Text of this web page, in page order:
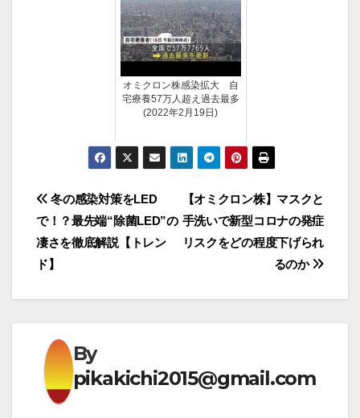
オミクロン株感染拡大 自
宅療養57万人超え過去最多
(2022年2月19日)
投
稿
ナ
ビ
ゲ
ー
シ
【オミクロン株】マスクと
手洗いで新型コロナの発症
リスクをどの程度下げられ
るのか
冬の感染対策をLED
で！？最先端“除菌LED”の
凄さを徹底解説【トレン
ド】
By
pikakichi2015@gmail.com